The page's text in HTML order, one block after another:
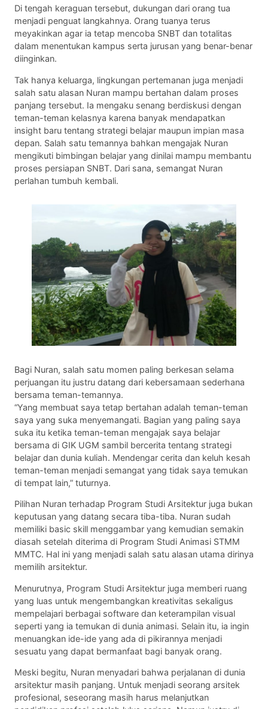
Di tengah keraguan tersebut, dukungan dari orang tua
menjadi penguat langkahnya. Orang tuanya terus
meyakinkan agar ia tetap mencoba SNBT dan totalitas
dalam menentukan kampus serta jurusan yang benar-benar
diinginkan.
Tak hanya keluarga, lingkungan pertemanan juga menjadi
salah satu alasan Nuran mampu bertahan dalam proses
panjang tersebut. Ia mengaku senang berdiskusi dengan
teman-teman kelasnya karena banyak mendapatkan
insight baru tentang strategi belajar maupun impian masa
depan. Salah satu temannya bahkan mengajak Nuran
mengikuti bimbingan belajar yang dinilai mampu membantu
proses persiapan SNBT. Dari sana, semangat Nuran
perlahan tumbuh kembali.
Bagi Nuran, salah satu momen paling berkesan selama
perjuangan itu justru datang dari kebersamaan sederhana
bersama teman-temannya.
“Yang membuat saya tetap bertahan adalah teman-teman
saya yang suka menyemangati. Bagian yang paling saya
suka itu ketika teman-teman mengajak saya belajar
bersama di GIK UGM sambil bercerita tentang strategi
belajar dan dunia kuliah. Mendengar cerita dan keluh kesah
teman-teman menjadi semangat yang tidak saya temukan
di tempat lain,” tuturnya.
Pilihan Nuran terhadap Program Studi Arsitektur juga bukan
keputusan yang datang secara tiba-tiba. Nuran sudah
memiliki basic skill menggambar yang kemudian semakin
diasah setelah diterima di Program Studi Animasi STMM
MMTC. Hal ini yang menjadi salah satu alasan utama dirinya
memilih arsitektur.
Menurutnya, Program Studi Arsitektur juga memberi ruang
yang luas untuk mengembangkan kreativitas sekaligus
mempelajari berbagai software dan keterampilan visual
seperti yang ia temukan di dunia animasi. Selain itu, ia ingin
menuangkan ide-ide yang ada di pikirannya menjadi
sesuatu yang dapat bermanfaat bagi banyak orang.
Meski begitu, Nuran menyadari bahwa perjalanan di dunia
arsitektur masih panjang. Untuk menjadi seorang arsitek
profesional, seseorang masih harus melanjutkan